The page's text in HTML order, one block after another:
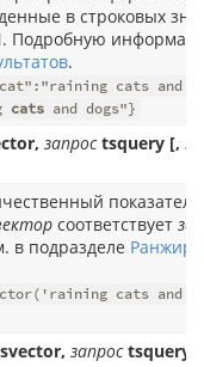
в строковых
Подробную
.
cats and
cats and dogs"}
запрос tsquery [,
соответствует
в подразделе
cats and
запрос tsquery